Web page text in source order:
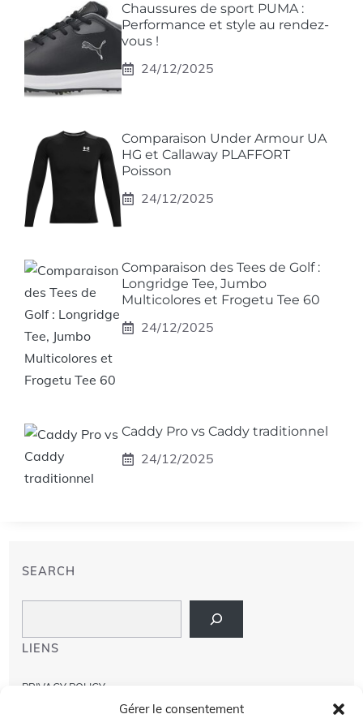
Gérer le consentement
Chaussures de sport PUMA :
Performance et style au rendez-
vous !
24/12/2025
Comparaison Under Armour UA
HG et Callaway PLAFFORT
Poisson
24/12/2025
Comparaison des Tees de Golf :
Longridge Tee, Jumbo
Multicolores et Frogetu Tee 60
24/12/2025
Caddy Pro vs Caddy traditionnel
24/12/2025
SEARCH
LIENS
PRIVACY POLICY